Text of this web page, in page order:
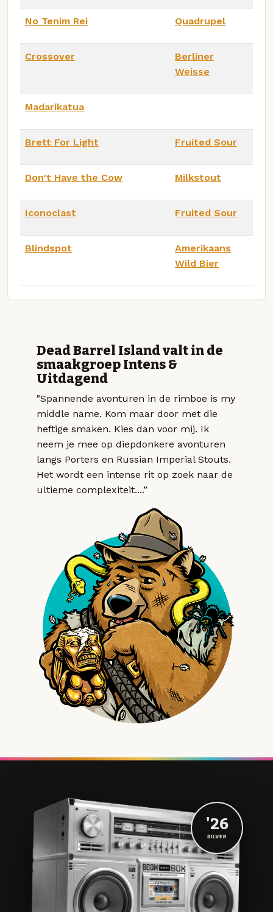
No Tenim Rei Quadrupel
Crossover
Berliner
Weisse
Madarikatua
Brett For Light Fruited Sour
Don't Have the Cow Milkstout
Iconoclast Fruited Sour
Blindspot
Amerikaans
Wild Bier
Dead Barrel Island valt in de
smaakgroep Intens &
Uitdagend
"Spannende avonturen in de rimboe is my
middle name. Kom maar door met die
heftige smaken. Kies dan voor mij. Ik
neem je mee op diepdonkere avonturen
langs Porters en Russian Imperial Stouts.
Het wordt een intense rit op zoek naar de
ultieme complexiteit....”
'26
SILVER